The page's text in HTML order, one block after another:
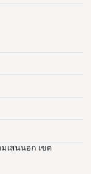
เสนนอก เขต